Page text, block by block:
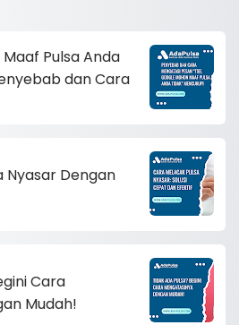
Pulsa Anda
dan Cara
Nyasar Dengan
Cara
Mudah!